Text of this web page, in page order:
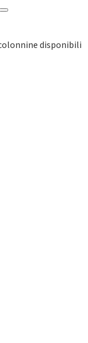
disponibili